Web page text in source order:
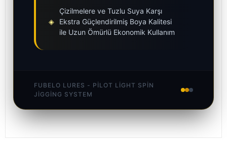
◈
Çizilmelere ve Tuzlu Suya Karşı
Ekstra Güçlendirilmiş Boya Kalitesi
ile Uzun Ömürlü Ekonomik Kullanım
FUBELO LURES - PILOT LIGHT SPIN
JIGGING SYSTEM